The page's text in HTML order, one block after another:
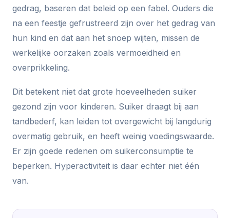
gedrag, baseren dat beleid op een fabel. Ouders die
na een feestje gefrustreerd zijn over het gedrag van
hun kind en dat aan het snoep wijten, missen de
werkelijke oorzaken zoals vermoeidheid en
overprikkeling.
Dit betekent niet dat grote hoeveelheden suiker
gezond zijn voor kinderen. Suiker draagt bij aan
tandbederf, kan leiden tot overgewicht bij langdurig
overmatig gebruik, en heeft weinig voedingswaarde.
Er zijn goede redenen om suikerconsumptie te
beperken. Hyperactiviteit is daar echter niet één
van.